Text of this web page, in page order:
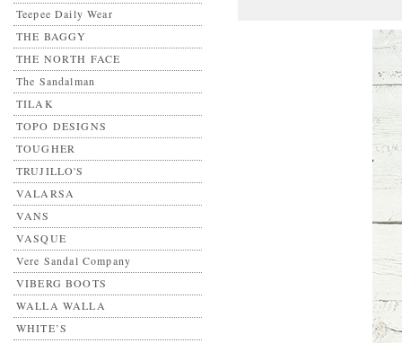
Teepee Daily Wear
THE BAGGY
THE NORTH FACE
The Sandalman
TILAK
TOPO DESIGNS
TOUGHER
TRUJILLO'S
VALARSA
VANS
VASQUE
Vere Sandal Company
VIBERG BOOTS
WALLA WALLA
WHITE’S